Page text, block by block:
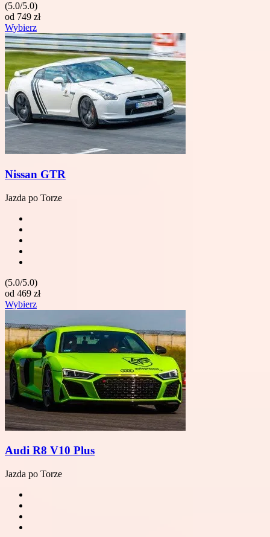
(5.0/5.0)
od 749 zł
Wybierz
Nissan GTR
Jazda po Torze
(5.0/5.0)
od 469 zł
Wybierz
Audi R8 V10 Plus
Jazda po Torze